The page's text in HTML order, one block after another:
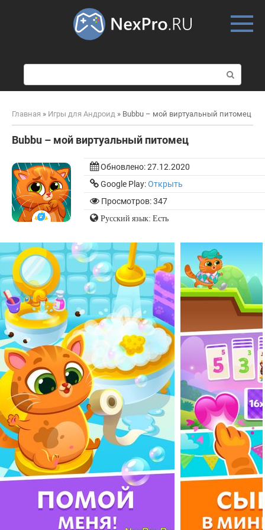
о
и
к
Главная » Игры для Андроид » Bubbu – мой виртуальный питомец
Bubbu – мой виртуальный питомец
Обновлено:27.12.2020
Google Play:Открыть
Просмотров: 347
Русский язык: Есть